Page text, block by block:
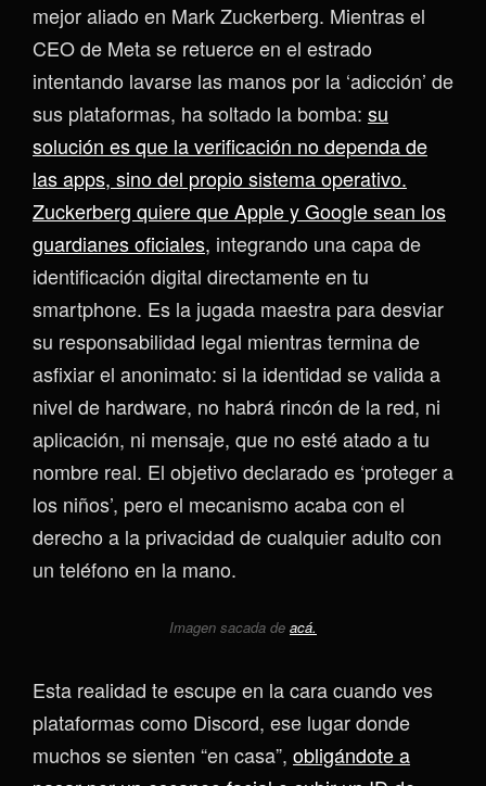
mejor aliado en Mark Zuckerberg. Mientras el
CEO de Meta se retuerce en el estrado
intentando lavarse las manos por la ‘adicción’ de
sus plataformas, ha soltado la bomba: su
solución es que la verificación no dependa de
las apps, sino del propio sistema operativo.
Zuckerberg quiere que Apple y Google sean los
guardianes oficiales, integrando una capa de
identificación digital directamente en tu
smartphone. Es la jugada maestra para desviar
su responsabilidad legal mientras termina de
asfixiar el anonimato: si la identidad se valida a
nivel de hardware, no habrá rincón de la red, ni
aplicación, ni mensaje, que no esté atado a tu
nombre real. El objetivo declarado es ‘proteger a
los niños’, pero el mecanismo acaba con el
derecho a la privacidad de cualquier adulto con
un teléfono en la mano.
Imagen sacada de acá.
Esta realidad te escupe en la cara cuando ves
plataformas como Discord, ese lugar donde
muchos se sienten “en casa”, obligándote a